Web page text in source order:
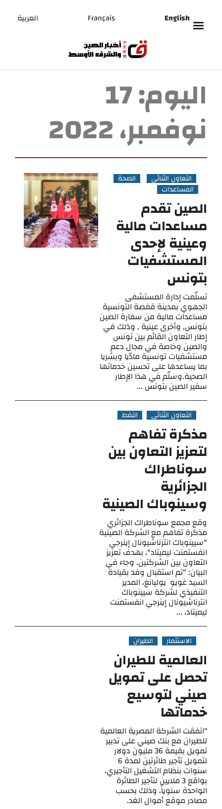
English
Français العربية
اليوم:17
نوفمبر، 2022
التعاون الثنائي
الصحة
المساعدات
الصين تقدم
مساعدات مالية
وعينية لإحدى
المستشفيات
بتونس
تسلّمت إدارة المستشفى
الجهوي بمدينة قفصة التونسية
مساعدات مالية من سفارة الصين
بتونس, وأخرى عينية , وذلك في
إطار التعاون القائم بين تونس
والصين وخاصة في مجال دعم
مستشفيات تونسية مادّيا وبشريا
بما يساعدها على تحسين خدماتها
الصحية.وسلّم في هذا الإطار
سفير الصين بتونس ...
التعاون الثنائي النفط
مذكرة تفاهم
لتعزيز التعاون بين
سوناطراك
الجزائرية
وسينوباك الصينية
وقع مجمع سوناطراك الجزائري
مذكرة تفاهم مع الشركة الصينية
"سيينوباك انترناشيونال إينرجي
انفستمنت ليميتاد"، بهدف تعزيز
التعاون بين الشركتين. وجاء في
البيان: "تم استقبال وفد بقيادة
السيد غويو يوليانغ، المدير
التنفيذي لشركة سيينوباك
انترناشيونال إينرجي انفستمنت
ليميتاد، ...
الاستثمار الطيران
العالمية للطيران
تحصل على تمويل
صيني لتوسيع
خدماتها
“اتفقت الشركة المصرية العالمية
للطيران مع بنك صيني على تدبير
تمويل بقيمة 36 مليون دولار
لتمويل تأجير طائرتين لمدة 6
سنوات بنظام التشغيل التأجيري،
بواقع 3 ملايين لتأجير الطائرة
الواحدة سنوياً، وذلك بحسب
مصادر موقع أموال الغد.